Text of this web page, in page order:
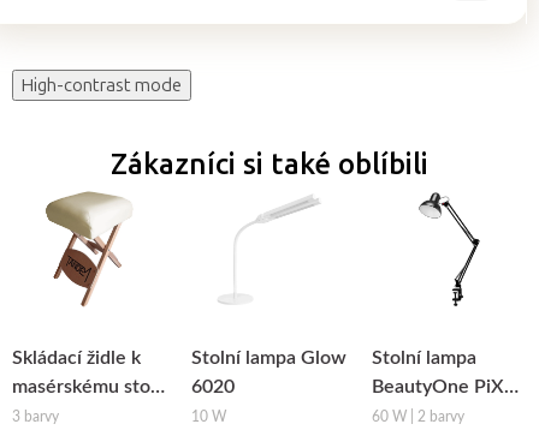
High-contrast mode
Zákazníci si také oblíbili
Skládací židle k
masérskému stolu
Tandem
3 barvy
Stolní lampa Glow
6020
10 W
Stolní lampa
BeautyOne PiX
314
60 W | 2 barvy